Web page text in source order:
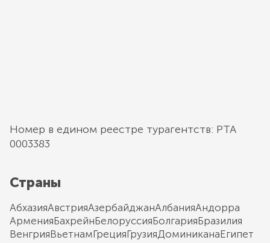
Номер в едином реестре турагентств: РТА
0003383
Страны
АбхазияАвстрияАзербайджанАлбанияАндорра
АрменияБахрейнБелоруссияБолгарияБразилия
ВенгрияВьетнамГрецияГрузияДоминиканаЕгипет